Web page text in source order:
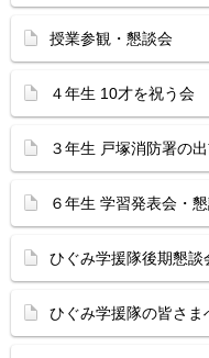
授業参観・懇談会
４年生 10才を祝う会
３年生 戸塚消防署の
６年生 学習発表会・
ひぐみ学援隊後期懇談
ひぐみ学援隊の皆さま